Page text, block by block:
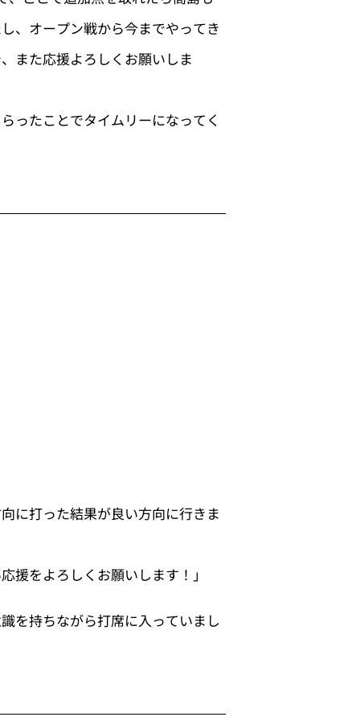
、オープン戦から今までやってき
また応援よろしくお願いしま
ったことでタイムリーになってく
に打った結果が良い方向に行きま
援をよろしくお願いします！」
を持ちながら打席に入っていまし